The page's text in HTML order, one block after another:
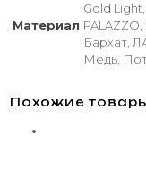
Материал
Gold Light,
PALAZZO,
Бархат,
Медь,
Похожие